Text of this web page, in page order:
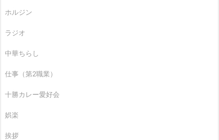
ホルジン
ラジオ
中華ちらし
仕事（第2職業）
十勝カレー愛好会
娯楽
挨拶